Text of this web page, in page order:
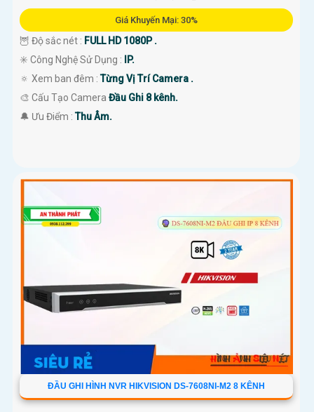
Giá Khuyến Mại: 30%
🦉 Độ sắc nét : FULL HD 1080P .
✳️ Công Nghệ Sử Dụng :
IP.
🔅 Xem ban đêm :Từng Vị Trí Camera .
🎨 Cấu Tạo Camera Đầu Ghi 8 kênh.
️🔔 Ưu Điểm :Thu Âm.
ĐẦU GHI HÌNH NVR HIKVISION DS-7608NI-M2 8 KÊNH